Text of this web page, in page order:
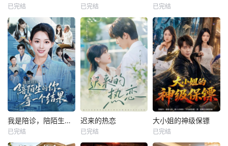
已完结 已完结 已完结
我是陪诊，陪陌生的你等一个结果
已完结
迟来的热恋
已完结
大小姐的神级保镖
已完结